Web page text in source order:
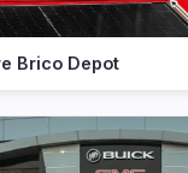
Brico Depot